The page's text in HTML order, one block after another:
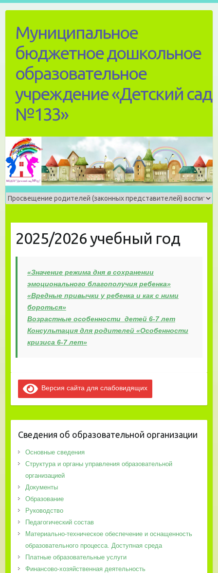
contentМуниципальное
бюджетное дошкольное
образовательное
учреждение «Детский сад
№133»
2025/2026 учебный год
«Значение режима дня в сохранении
эмоционального благополучия ребенка»
«Вредные привычки у ребенка и как с ними
бороться»
Возрастные особенности детей 6-7 лет
Консультация для родителей «Особенности
кризиса 6-7 лет»
Версия сайта для слабовидящих
Сведения об образовательной организации
Основные сведения
Структура и органы управления образовательной
организацией
Документы
Образование
Руководство
Педагогический состав
Материально-техническое обеспечение и оснащенность
образовательного процесса. Доступная среда
Платные образовательные услуги
Финансово-хозяйственная деятельность